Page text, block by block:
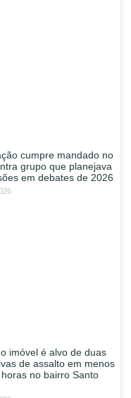
cumpre mandado no
grupo que planejava
em debates de 2026
imóvel é alvo de duas
de assalto em menos
no bairro Santo